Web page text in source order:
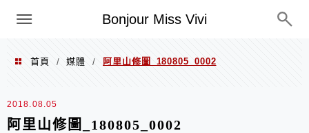
Bonjour Miss Vivi
選單
首頁 / 媒體 / 阿里山修圖_180805_0002
2018.08.05
阿里山修圖_180805_0002